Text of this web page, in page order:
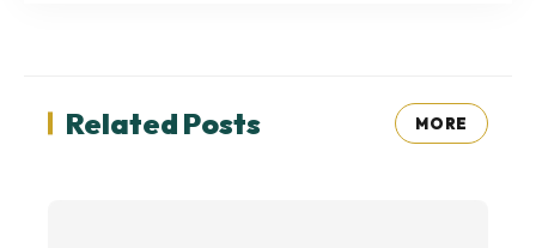
Related Posts MORE